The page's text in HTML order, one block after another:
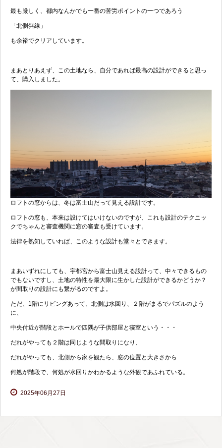
最も厳しく、都内なんかでも一番の苦労ポイントの一つであろう
「北側斜線」
も余裕でクリアしています。
まあとりあえず、この土地なら、自分であれば最高の設計ができると思っ
て、購入しました。
ロフトの窓からは、冬は富士山だって見える設計です。
ロフトの窓も、本来は設けてはいけないのですが、これも設計のテクニッ
クでちゃんと審査機関に窓の審査も受けています。
法律を熟知していれば、このような設計も堂々とできます。
まあいずれにしても、宇都宮から富士山見える設計って、中々できるもの
でもないですし、土地の特性を最大限に生かした設計ができるかどうか？
が間取りの設計にも繋がるのですよ。
ただ、1階にリビングあって、北側は水回り、２階がまるでパズルのよう
に、
中央付近が階段とホールで四隅が子供部屋と寝室という・・・
だれがやっても２階は同じような間取りになり、
だれがやっても、北側から家を観たら、窓の位置と大きさから
何処が階段で、何処が水回りかわかるような外観であふれている。
2025年06月27日